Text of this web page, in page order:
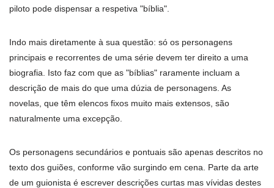
piloto pode dispensar a respetiva "bíblia".
Indo mais diretamente à sua questão: só os personagens
principais e recorrentes de uma série devem ter direito a uma
biografia. Isto faz com que as "bíblias" raramente incluam a
descrição de mais do que uma dúzia de personagens. As
novelas, que têm elencos fixos muito mais extensos, são
naturalmente uma excepção.
Os personagens secundários e pontuais são apenas descritos no
texto dos guiões, conforme vão surgindo em cena. Parte da arte
de um guionista é escrever descrições curtas mas vívidas destes